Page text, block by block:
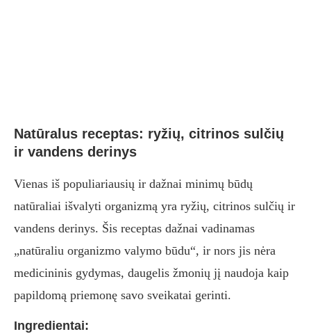
Natūralus receptas: ryžių, citrinos sulčių
ir vandens derinys
Vienas iš populiariausių ir dažnai minimų būdų
natūraliai išvalyti organizmą yra ryžių, citrinos sulčių ir
vandens derinys. Šis receptas dažnai vadinamas
„natūraliu organizmo valymo būdu“, ir nors jis nėra
medicininis gydymas, daugelis žmonių jį naudoja kaip
papildomą priemonę savo sveikatai gerinti.
Ingredientai: